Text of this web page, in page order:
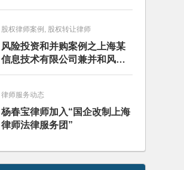
股权律师案例, 股权转让律师
风险投资和并购案例之上海某
信息技术有限公司兼并和风险
投资服务
律师服务动态
杨春宝律师加入“国企改制上海
律师法律服务团”